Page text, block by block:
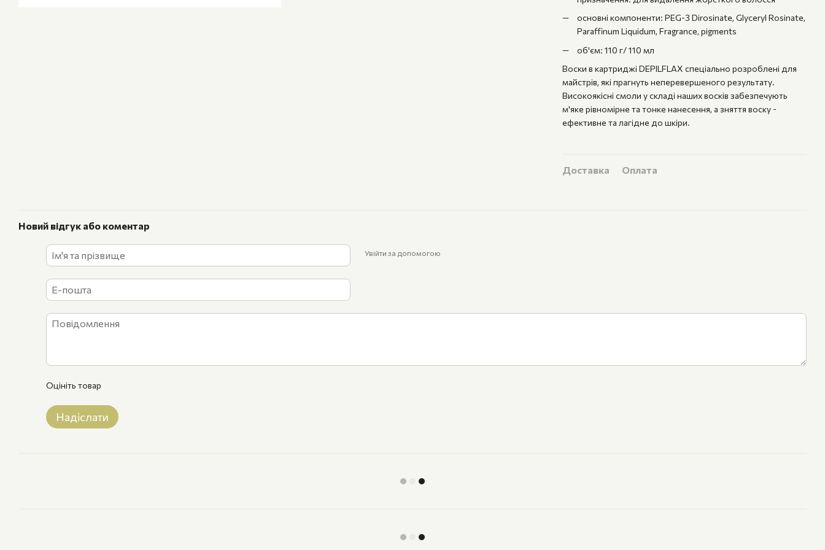
основні компоненти: PEG-3 Dirosinate, Glyceryl Rosinate,
Paraffinum Liquidum, Fragrance, pigments
об'єм: 110 г/ 110 мл
Воски в картриджі DEPILFLAX спеціально розроблені для
майстрів, які прагнуть неперевершеного результату.
Високоякісні смоли у складі наших восків забезпечують
м'яке рівномірне та тонке нанесення, а зняття воску -
ефективне та лагідне до шкіри.
Доставка Оплата
Новий відгук або коментар
Увійти за допомогою
Оцініть товар
Надіслати